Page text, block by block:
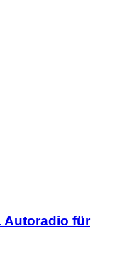
Autoradio für